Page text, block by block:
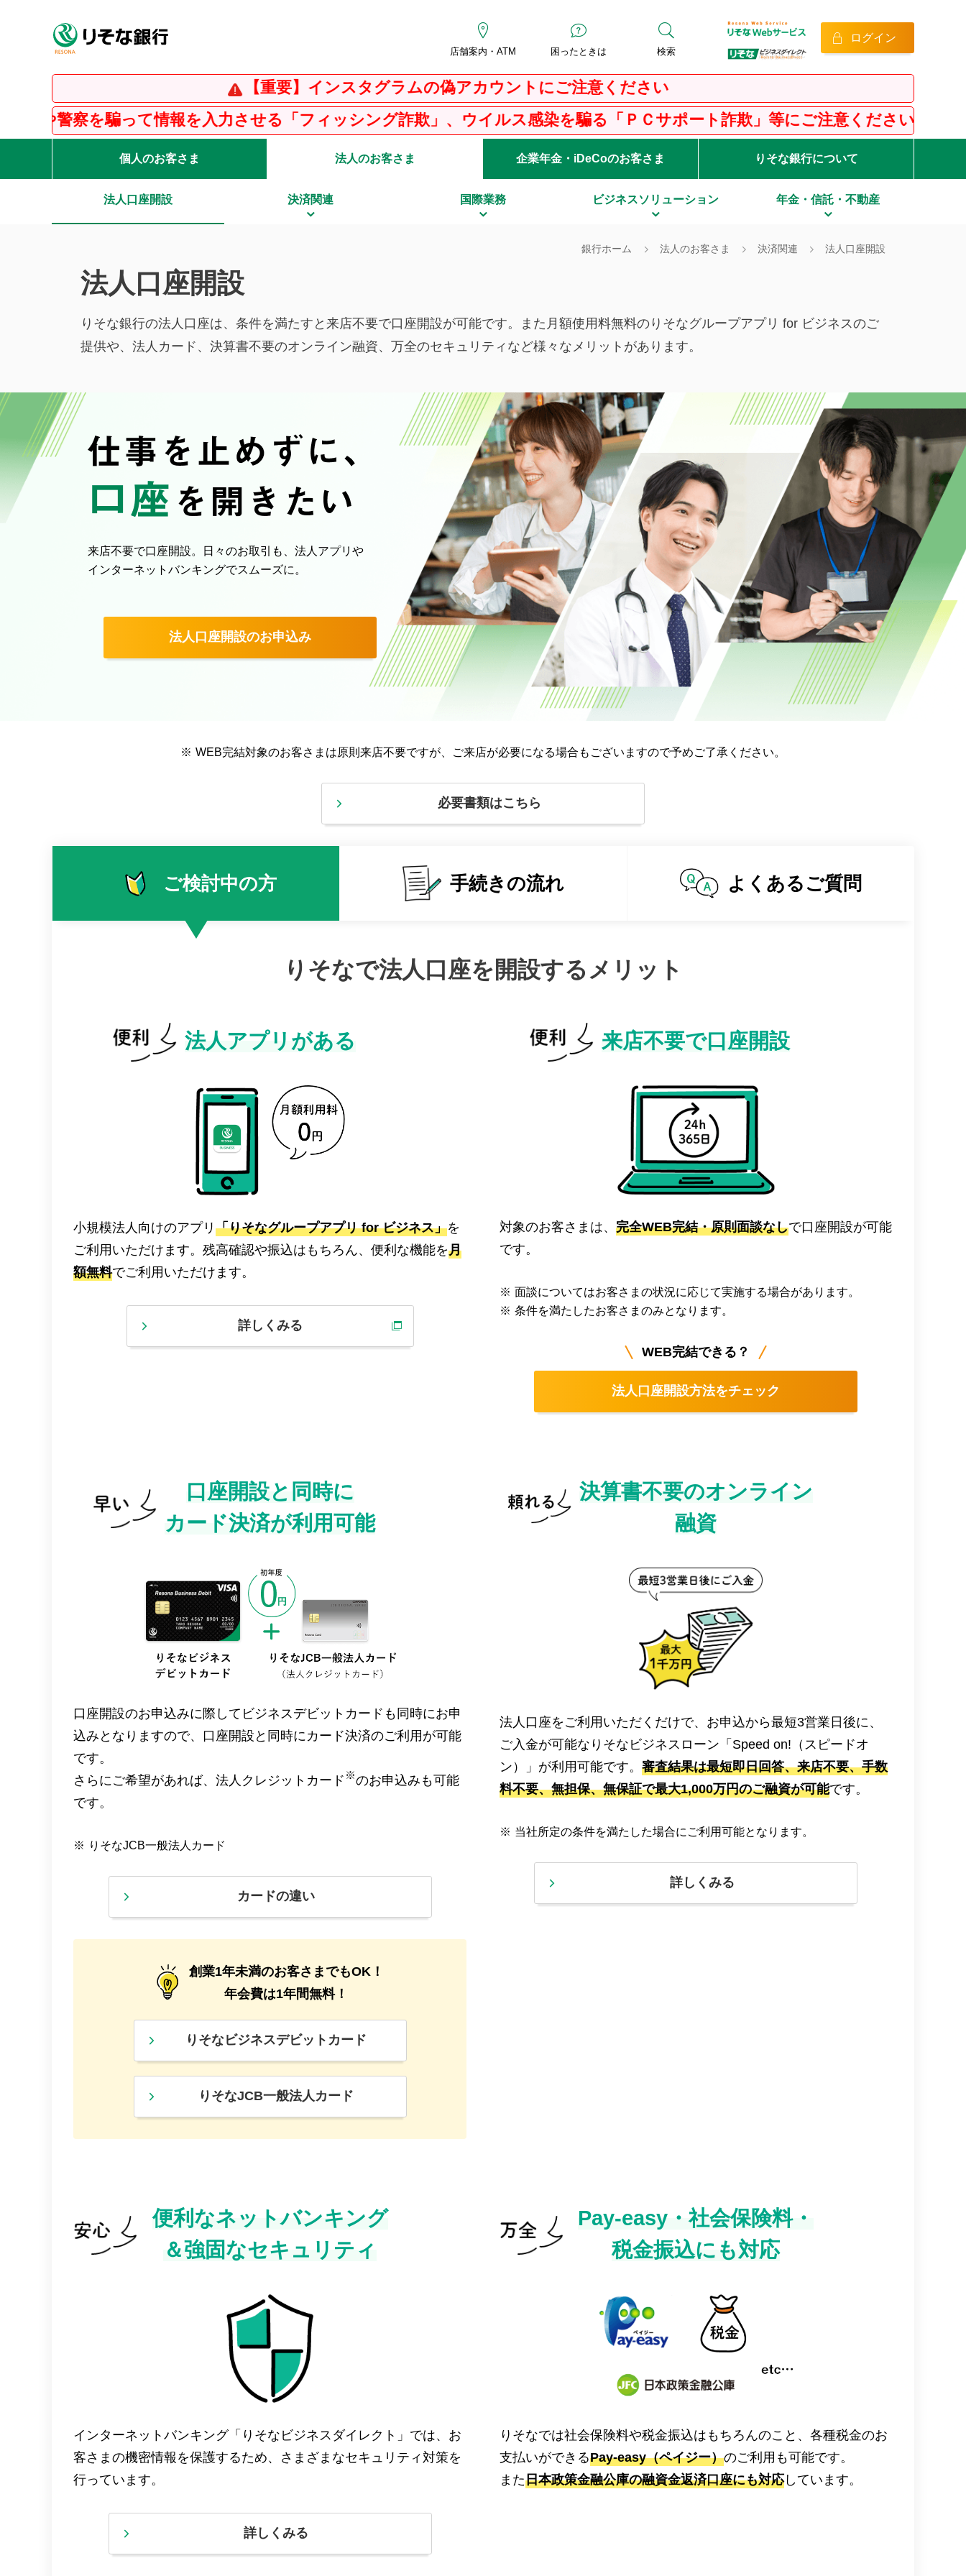
店舗案内・ATM 困ったときは 検索
ログイン
【重要】インスタグラムの偽アカウントにご注意ください
情報を入力させる「フィッシング詐欺」、ウイルス感染を騙る「ＰＣサポート詐欺」等にご注意ください！
個人のお客さま 法人のお客さま 企業年金・iDeCoのお客さま りそな銀行について
法人口座開設 決済関連 国際業務 ビジネスソリューション 年金・信託・不動産
銀行ホーム 法人のお客さま 決済関連 法人口座開設
法人口座開設
りそな銀行の法人口座は、条件を満たすと来店不要で口座開設が可能です。また月額使用料無料のりそなグループアプリ for ビジネスのご
提供や、法人カード、決算書不要のオンライン融資、万全のセキュリティなど様々なメリットがあります。
来店不要で口座開設。日々のお取引も、法人アプリや
インターネットバンキングでスムーズに。
法人口座開設のお申込み
※ WEB完結対象のお客さまは原則来店不要ですが、ご来店が必要になる場合もございますので予めご了承ください。
必要書類はこちら
ご検討中の方 手続きの流れ よくある ご質問
りそなで法人口座を開設する メリット
法人アプリがある
小規模法人向けのアプリ 「りそなグループアプリ for ビジネス」を
ご利用いただけます。残高確認や振込はもちろん、便利な機能を月
額無料でご利用いただけます。
詳しくみる
来店不要で口座開設
対象のお客さまは、 完全WEB完結・原則面談なしで口座開設が可能
です。
※ 面談についてはお客さまの状況に応じて実施する場合があります。
※ 条件を満たしたお客さまのみとなります。
WEB完結できる？
法人口座開設方法をチェック
口座開設と同時に
カード決済が利用可能
口座開設のお申込みに際してビジネスデビットカードも同時にお申
込みとなりますので、口座開設と同時にカード決済のご利用が可能
です。
さらにご希望があれば、法人クレジットカード ※のお申込みも可能
です。
※ りそなJCB一般法人カード
カードの違い
創業1年未満のお客さまでもOK！
年会費は1年間無料！
りそなビジネスデビットカード
りそなJCB一般法人カード
決算書不要のオンライン
融資
法人口座をご利用いただくだけで、お申込から最短3営業日後に、
ご入金が可能なりそなビジネスローン「Speed on!（スピードオ
ン）」が利用可能です。 審査結果は最短即日回答、来店不要、手数
料不要、無担保、無保証で最大1,000万円のご融資が可能です。
※ 当社所定の条件を満たした場合にご利用可能となります。
詳しくみる
便利なネットバンキング
＆強固なセキュリティ
インターネットバンキング「りそなビジネスダイレクト」では、お
客さまの機密情報を保護するため、さまざまなセキュリティ対策を
行っています。
詳しくみる
Pay-easy・社会保険料・
税金振込にも対応
りそなでは社会保険料や税金振込はもちろんのこと、各種税金のお
支払いができるPay-easy（ペイジー）のご利用も可能です。
また日本政策金融公庫の融資金返済口座にも対応しています。